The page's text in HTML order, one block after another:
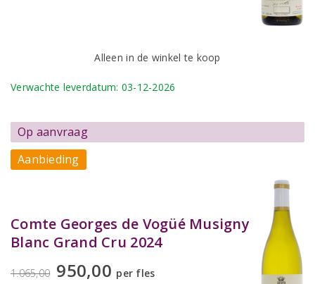
Alleen in de winkel te koop
Verwachte leverdatum: 03-12-2026
Op aanvraag
Aanbieding
Comte Georges de Vogüé Musigny
Blanc Grand Cru 2024
1.065,00 950,00 per fles